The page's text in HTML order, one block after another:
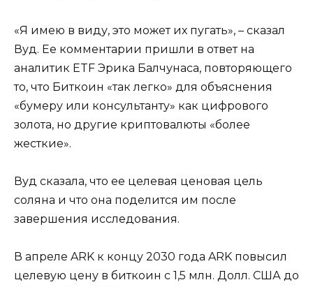
«Я имею в виду, это может их пугать», – сказал
Вуд. Ее комментарии пришли в ответ на
аналитик ETF Эрика Балчунаса, повторяющего
то, что Биткоин «так легко» для объяснения
«бумеру или консультанту» как цифрового
золота, но другие криптовалюты «более
жесткие».
Вуд сказала, что ее целевая ценовая цель
соляна и что она поделится им после
завершения исследования.
В апреле ARK к концу 2030 года ARK повысил
целевую цену в биткоин с 1,5 млн. Долл. США до